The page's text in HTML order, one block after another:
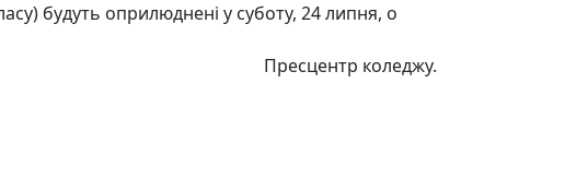
будуть оприлюднені у суботу, 24 липня, о
Пресцентр коледжу.